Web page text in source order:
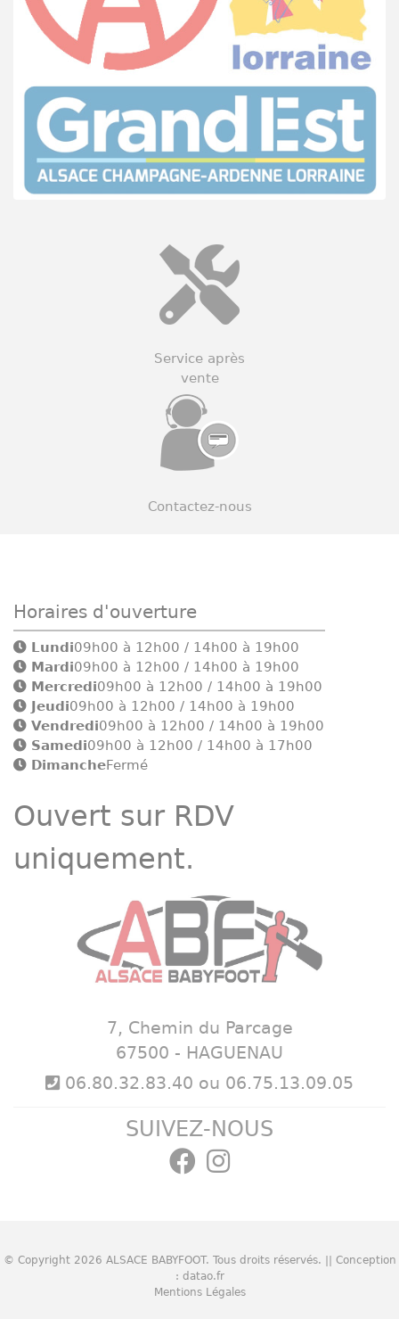
Service après
vente
Contactez-nous
Horaires d'ouverture
Lundi09h00 à 12h00 / 14h00 à 19h00
Mardi09h00 à 12h00 / 14h00 à 19h00
Mercredi09h00 à 12h00 / 14h00 à 19h00
Jeudi09h00 à 12h00 / 14h00 à 19h00
Vendredi09h00 à 12h00 / 14h00 à 19h00
Samedi09h00 à 12h00 / 14h00 à 17h00
DimancheFermé
Ouvert sur RDV
uniquement.
7, Chemin du Parcage
67500 - HAGUENAU
06.80.32.83.40 ou 06.75.13.09.05
SUIVEZ-NOUS
© Copyright 2026 ALSACE BABYFOOT. Tous droits réservés. || Conception
: datao.fr
Mentions Légales